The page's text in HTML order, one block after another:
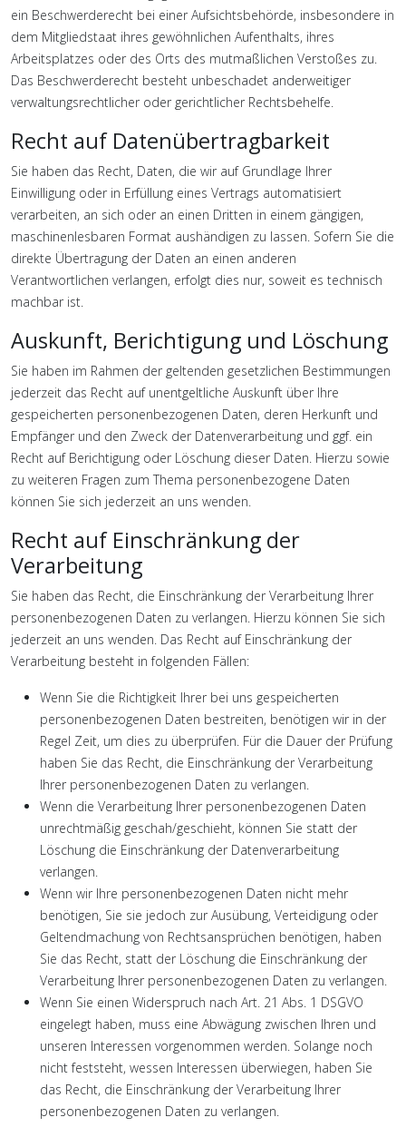
ein Beschwerderecht bei einer Aufsichtsbehörde, insbesondere in
dem Mitgliedstaat ihres gewöhnlichen Aufenthalts, ihres
Arbeitsplatzes oder des Orts des mutmaßlichen Verstoßes zu.
Das Beschwerderecht besteht unbeschadet anderweitiger
verwaltungsrechtlicher oder gerichtlicher Rechtsbehelfe.
Recht auf Daten­übertrag­barkeit
Sie haben das Recht, Daten, die wir auf Grundlage Ihrer
Einwilligung oder in Erfüllung eines Vertrags automatisiert
verarbeiten, an sich oder an einen Dritten in einem gängigen,
maschinenlesbaren Format aushändigen zu lassen. Sofern Sie die
direkte Übertragung der Daten an einen anderen
Verantwortlichen verlangen, erfolgt dies nur, soweit es technisch
machbar ist.
Auskunft, Berichtigung und Löschung
Sie haben im Rahmen der geltenden gesetzlichen Bestimmungen
jederzeit das Recht auf unentgeltliche Auskunft über Ihre
gespeicherten personenbezogenen Daten, deren Herkunft und
Empfänger und den Zweck der Datenverarbeitung und ggf. ein
Recht auf Berichtigung oder Löschung dieser Daten. Hierzu sowie
zu weiteren Fragen zum Thema personenbezogene Daten
können Sie sich jederzeit an uns wenden.
Recht auf Einschränkung der
Verarbeitung
Sie haben das Recht, die Einschränkung der Verarbeitung Ihrer
personenbezogenen Daten zu verlangen. Hierzu können Sie sich
jederzeit an uns wenden. Das Recht auf Einschränkung der
Verarbeitung besteht in folgenden Fällen:
Wenn Sie die Richtigkeit Ihrer bei uns gespeicherten
personenbezogenen Daten bestreiten, benötigen wir in der
Regel Zeit, um dies zu überprüfen. Für die Dauer der Prüfung
haben Sie das Recht, die Einschränkung der Verarbeitung
Ihrer personenbezogenen Daten zu verlangen.
Wenn die Verarbeitung Ihrer personenbezogenen Daten
unrechtmäßig geschah/geschieht, können Sie statt der
Löschung die Einschränkung der Datenverarbeitung
verlangen.
Wenn wir Ihre personenbezogenen Daten nicht mehr
benötigen, Sie sie jedoch zur Ausübung, Verteidigung oder
Geltendmachung von Rechtsansprüchen benötigen, haben
Sie das Recht, statt der Löschung die Einschränkung der
Verarbeitung Ihrer personenbezogenen Daten zu verlangen.
Wenn Sie einen Widerspruch nach Art. 21 Abs. 1 DSGVO
eingelegt haben, muss eine Abwägung zwischen Ihren und
unseren Interessen vorgenommen werden. Solange noch
nicht feststeht, wessen Interessen überwiegen, haben Sie
das Recht, die Einschränkung der Verarbeitung Ihrer
personenbezogenen Daten zu verlangen.